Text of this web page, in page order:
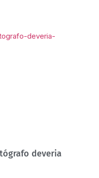
deveria